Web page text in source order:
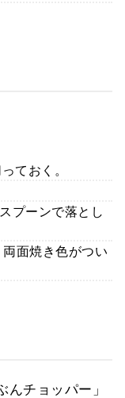
ておく。
プーンで落とし
面焼き色がつい
チョッパー」